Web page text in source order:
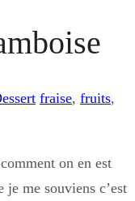
fraise, fruits,
on en est
je me souviens c’est